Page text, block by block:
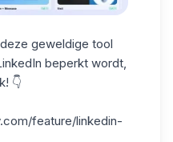
geweldige tool
beperkt wordt,
👇
feature/linkedin-